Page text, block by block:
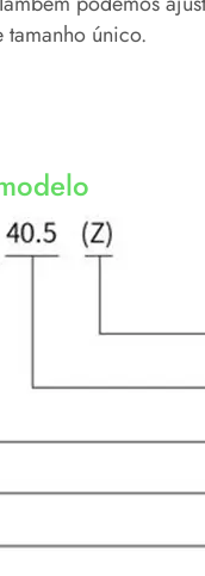
tamanho único.